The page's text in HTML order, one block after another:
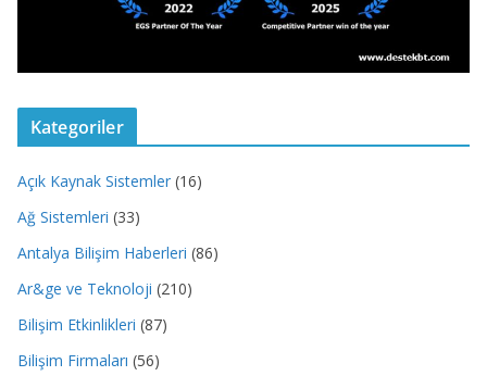
Kategoriler
Açık Kaynak Sistemler (16)
Ağ Sistemleri (33)
Antalya Bilişim Haberleri (86)
Ar&ge ve Teknoloji (210)
Bilişim Etkinlikleri (87)
Bilişim Firmaları (56)